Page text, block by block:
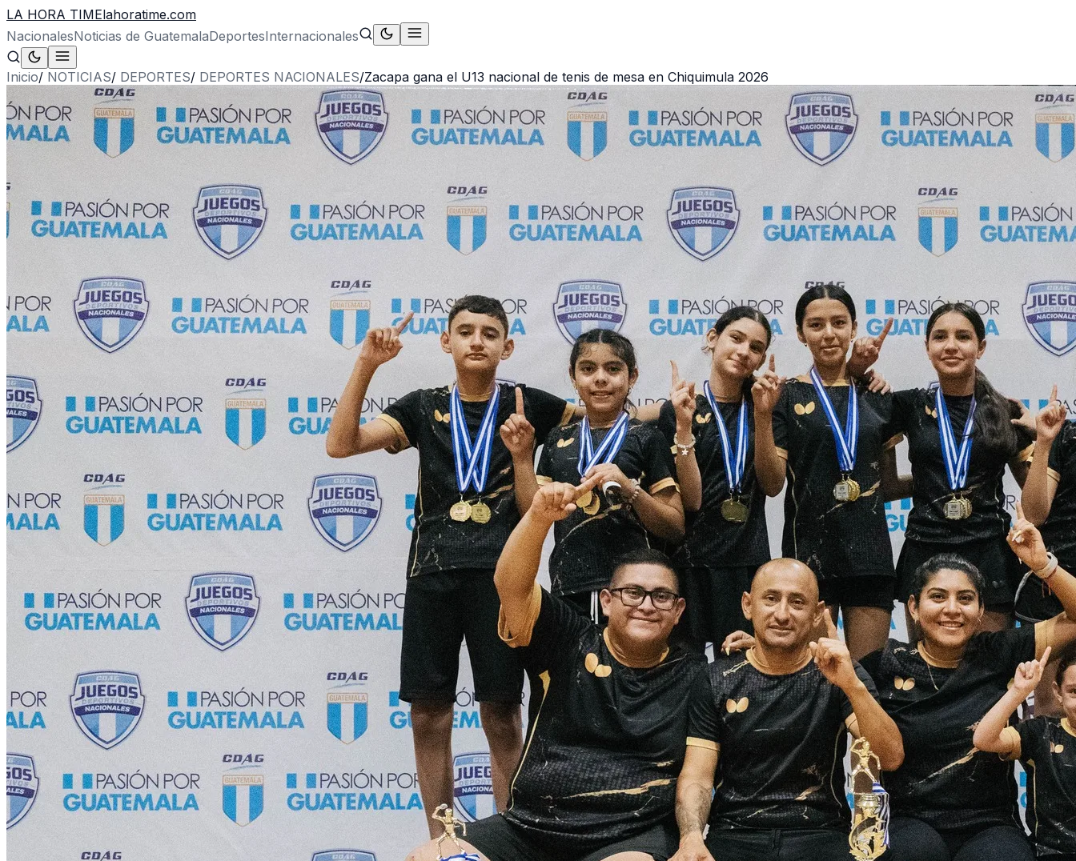
LA HORA TIMElahoratime.com
NacionalesNoticias de GuatemalaDeportesInternacionales
Inicio/ NOTICIAS/ DEPORTES/ DEPORTES NACIONALES/Zacapa gana el U13 nacional de tenis de mesa en Chiquimula 2026